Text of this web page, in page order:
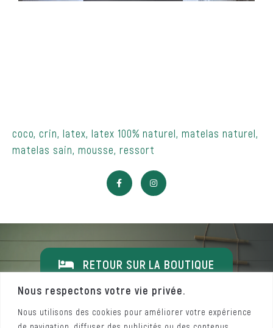
Nous respectons votre vie privée.
Nous utilisons des cookies pour améliorer votre expérience
coco, crin, latex, latex 100% naturel, matelas naturel,
matelas sain, mousse, ressort
RETOUR SUR LA BOUTIQUE